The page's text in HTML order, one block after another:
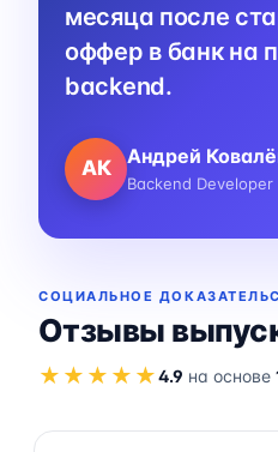
месяца после
оффер в банк на
backend.
АК Андрей
Backend Developer
СОЦИАЛЬНОЕ
Отзывы
★★★★★4.9 на основе